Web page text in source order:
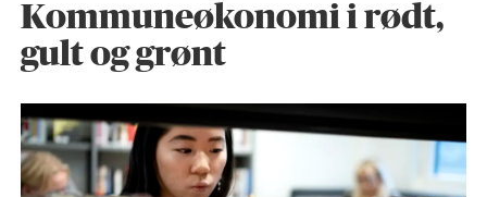
Kommuneøkonomi i rødt,
gult og grønt